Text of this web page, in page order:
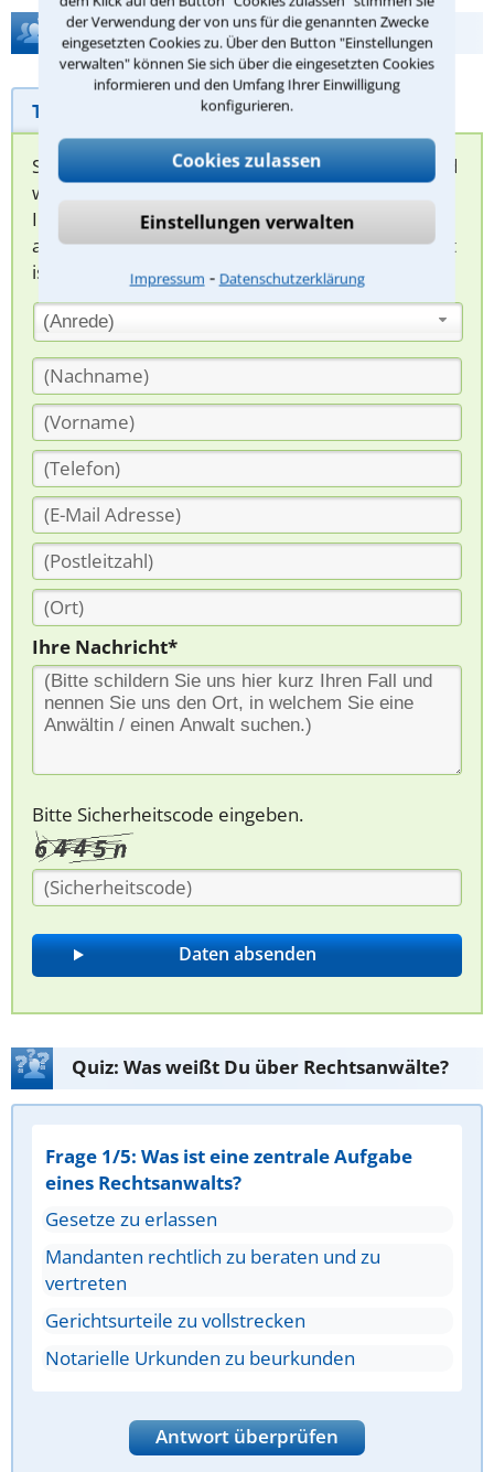
der Verwendung der von uns für die genannten Zwecke
eingesetzten Cookies zu. Über den Button "Einstellungen
verwalten" können Sie sich über die eingesetzten Cookies
informieren und den Umfang Ihrer Einwilligung
konfigurieren.
Cookies zulassen
Einstellungen verwalten
Impressum ⁃ Datenschutzerklärung
Hilfe bei Ihrer Anwaltsuche?
Telefonhilfe Beratungsanfrage
Sie können hier Ihren Fall schildern. Anschließend
werden sich spezialisierte Rechtsanwälte bei
Ihnen melden, um das weitere Vorgehen
abzuklären. Die Rückmeldung durch einen Anwalt
ist für Sie kostenlos.
(Anrede)
Ihre Nachricht*
Bitte Sicherheitscode eingeben.
Quiz: Was weißt Du über Rechtsanwälte?
Frage 1/5: Was ist eine zentrale Aufgabe
eines Rechtsanwalts?
Gesetze zu erlassen
Mandanten rechtlich zu beraten und zu
vertreten
Gerichtsurteile zu vollstrecken
Notarielle Urkunden zu beurkunden
Antwort überprüfen